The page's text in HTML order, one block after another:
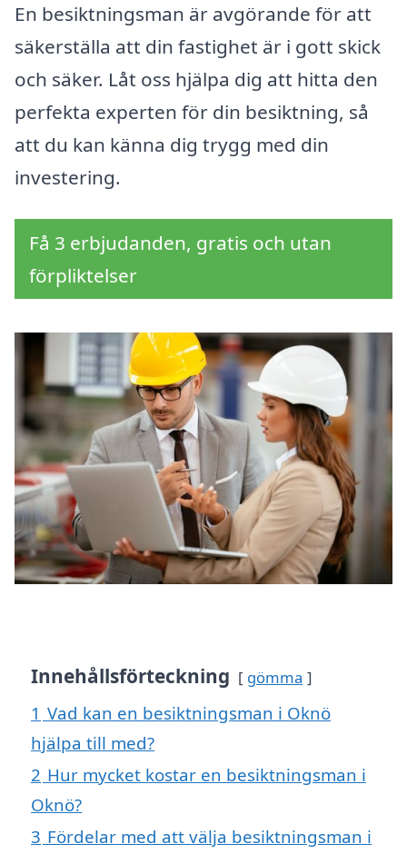
En besiktningsman är avgörande för att
säkerställa att din fastighet är i gott skick
och säker. Låt oss hjälpa dig att hitta den
perfekta experten för din besiktning, så
att du kan känna dig trygg med din
investering.
Få 3 erbjudanden, gratis och utan
förpliktelser
Innehållsförteckning gömma
1 Vad kan en besiktningsman i Oknö
hjälpa till med?
2 Hur mycket kostar en besiktningsman i
Oknö?
3 Fördelar med att välja besiktningsman i